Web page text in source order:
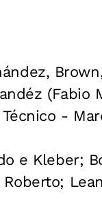
(Fabio
-
e Kleber;